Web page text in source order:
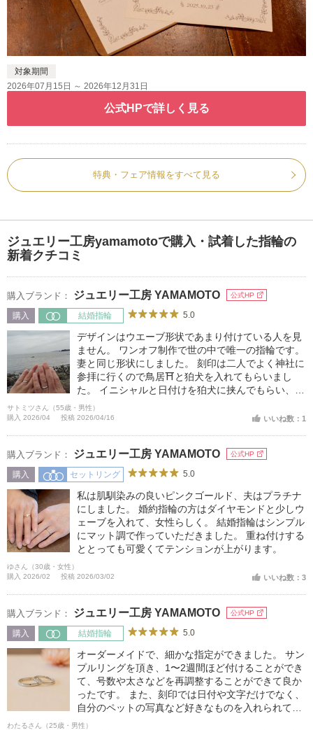
対象期間
2026年07月15日 ～ 2026年12月31日
公式HPで詳しく見る
特典・フェア情報をすべて見る
ジュエリー工房yamamotoで購入・試着した指輪の
新着クチコミ
購入ブランド： ジュエリー工房 YAMAMOTO 公式HP
購入 結婚指輪 5.0
デザインはウエーブ形状であまり付けている人を見
ません。 ワンオフ制作で世の中で唯一の指輪です。
妻と同じ形状にしました。 刻印は二人でよく神社に
参拝に行くので鳥居⛩と狛犬を入れてもらいまし
た。 イニシャルと日付けを狛犬に挟んでもらい、反
対側に鳥居を入れてもらいました。
サトミツさん（55歳・男性）
購入 2026/04
投稿 2026/04/16 いいね数：1
購入ブランド： ジュエリー工房 YAMAMOTO 公式HP
購入 セットリング 5.0
私は肌馴染みの良いピンクゴールド、夫はプラチナ
にしました。 婚約指輪の方はダイヤモンドと少しウ
ェーブを入れて、女性らしく。 結婚指輪はシンプル
にマット調で作っていただきました。 重ね付けする
ととっても可愛くてテンションが上がります。
ゆさん（30歳・女性）
購入 2026/02
投稿 2026/03/02 いいね数：3
購入ブランド： ジュエリー工房 YAMAMOTO 公式HP
購入 結婚指輪 5.0
オーダーメイドで、細かな指定ができました。 サン
プルリングを頂き、1〜2週間ほど付けることができ
て、号数や太さなどを再調整することができて良か
ったです。 また、刻印では日付や文字だけでなく、
自分のペットの写真など好きなものを入れられて、
唯一無二のものが作れて良かったです。
わたるさん（25歳・男性）